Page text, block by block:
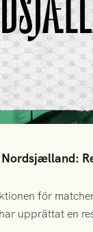
för
upprättat en